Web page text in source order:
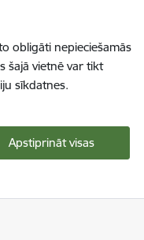
obligāti nepieciešamās
šajā vietnē var tikt
sīkdatnes.
Apstiprināt visas